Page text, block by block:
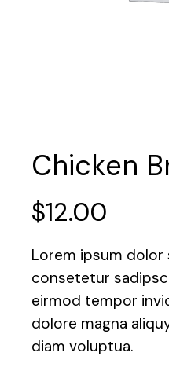
Chicken
$12.00
Lorem ipsum dolor
consetetur
eirmod tempor
dolore magna
diam voluptua.